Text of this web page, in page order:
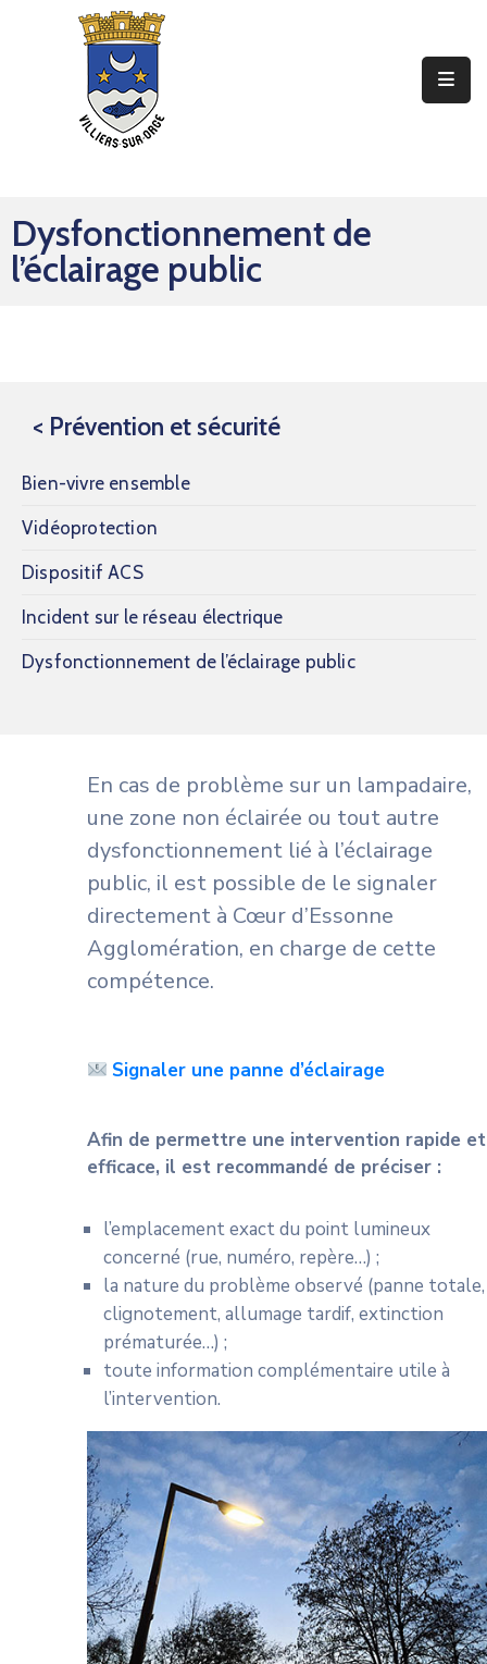
Mes
Sorties
Dysfonctionnement de
l’éclairage public
< Prévention et sécurité
Bien-vivre ensemble
Vidéoprotection
Dispositif ACS
Incident sur le réseau électrique
Dysfonctionnement de l’éclairage public
En cas de problème sur un lampadaire,
une zone non éclairée ou tout autre
dysfonctionnement lié à l’éclairage
public, il est possible de le signaler
directement à Cœur d’Essonne
Agglomération, en charge de cette
compétence.
Signaler une panne d’éclairage
Afin de permettre une intervention rapide et
efficace, il est recommandé de préciser :
l’emplacement exact du point lumineux
concerné (rue, numéro, repère…) ;
la nature du problème observé (panne totale,
clignotement, allumage tardif, extinction
prématurée…) ;
toute information complémentaire utile à
l’intervention.